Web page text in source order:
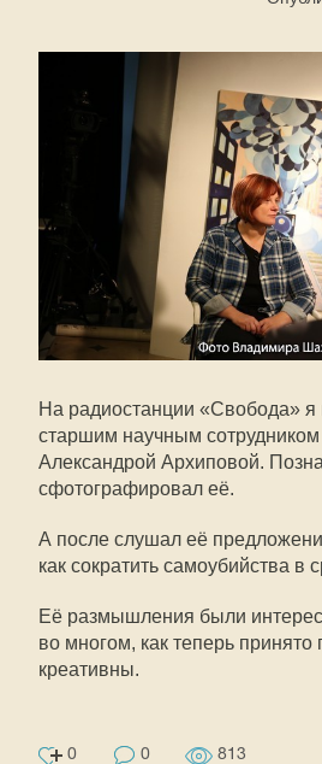
На радиостанции «Свобода» я
старшим научным
Александрой Архиповой.
сфотографировал её.
А после слушал её
как сократить самоубийства в
Её размышления были
во многом, как теперь принято
креативны.
0 0 813